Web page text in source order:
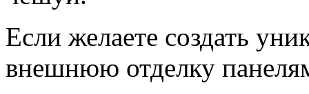
Если желаете создать
внешнюю отделку